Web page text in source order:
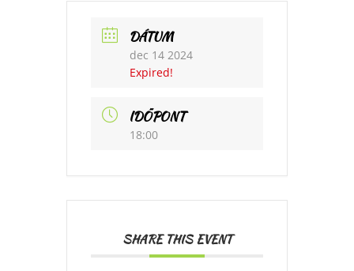
DÁTUM
dec 14 2024
Expired!
IDŐPONT
18:00
SHARE THIS EVENT